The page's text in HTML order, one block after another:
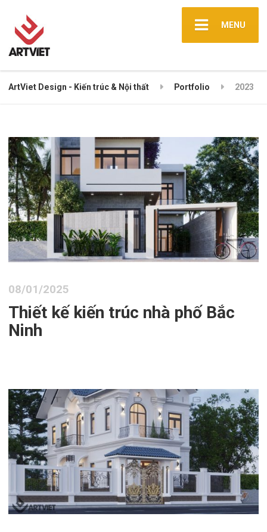
MENU
ArtViet Design - Kiến trúc & Nội thất Portfolio 2023
08/01/2025
Thiết kế kiến trúc nhà phố Bắc
Ninh